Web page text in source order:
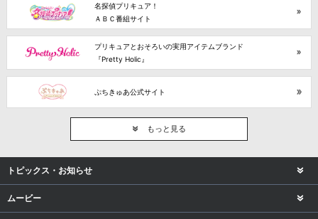
名探偵プリキュア！
ＡＢＣ番組サイト
プリキュアとおそろいの実用アイテムブランド
『Pretty Holic』
ぷちきゅあ公式サイト
もっと見る
トピックス・お知らせ
ムービー